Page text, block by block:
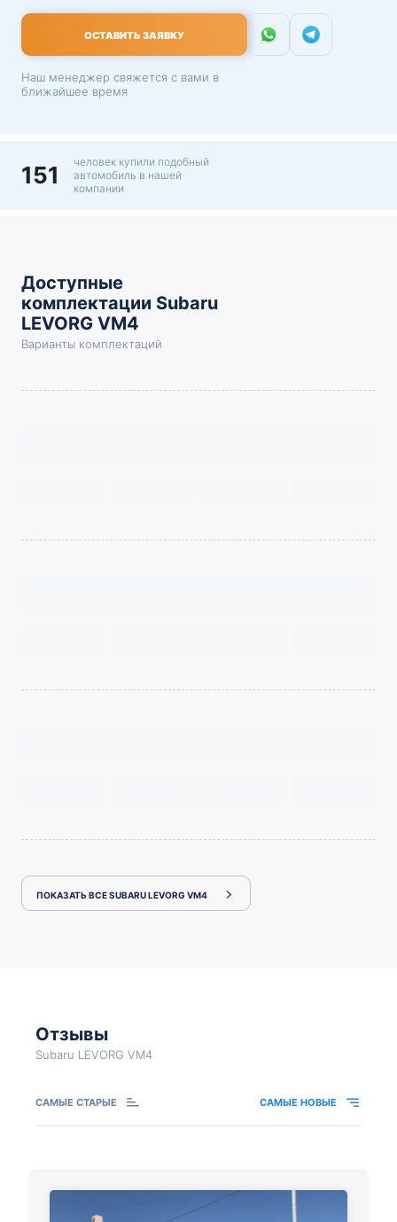
ОСТАВИТЬ ЗАЯВКУ
Наш менеджер свяжется с вами в
ближайшее время
151
человек купили подобный
автомобиль в нашей
компании
Доступные
комплектации Subaru
LEVORG VM4
Варианты комплектаций
ПОКАЗАТЬ ВСЕ SUBARU LEVORG VM4
Отзывы
Subaru LEVORG VM4
САМЫЕ СТАРЫЕ САМЫЕ НОВЫЕ